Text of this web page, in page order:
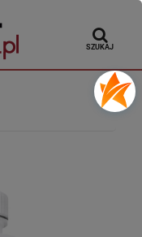
SZUKAJ